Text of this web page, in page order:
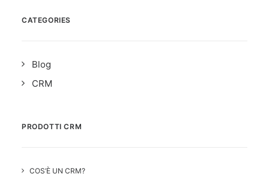
CATEGORIES
Blog
CRM
PRODOTTI CRM
COS’È UN CRM?